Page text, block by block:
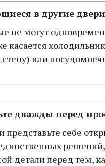
в другие двери
не могут
стену) или
дважды перед
себе
детали перед тем,